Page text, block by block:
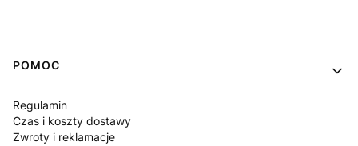
Linki w stopce
POMOC
Regulamin
Czas i koszty dostawy
Zwroty i reklamacje